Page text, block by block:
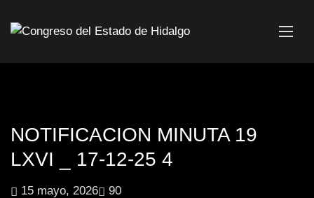
NOTIFICACION MINUTA 19
LXVI _ 17-12-25 4
15 mayo, 2026
90